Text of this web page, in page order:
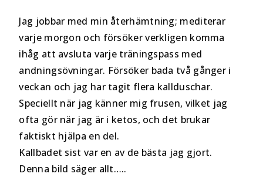
Jag jobbar med min återhämtning; mediterar
varje morgon och försöker verkligen komma
ihåg att avsluta varje träningspass med
andningsövningar. Försöker bada två gånger i
veckan och jag har tagit flera kallduschar.
Speciellt när jag känner mig frusen, vilket jag
ofta gör när jag är i ketos, och det brukar
faktiskt hjälpa en del.
Kallbadet sist var en av de bästa jag gjort.
Denna bild säger allt…..